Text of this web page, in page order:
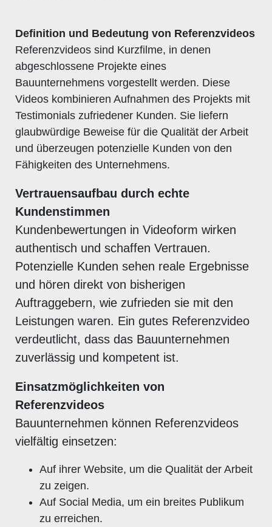
Definition und Bedeutung von Referenzvideos
Referenzvideos sind Kurzfilme, in denen
abgeschlossene Projekte eines
Bauunternehmens vorgestellt werden. Diese
Videos kombinieren Aufnahmen des Projekts mit
Testimonials zufriedener Kunden. Sie liefern
glaubwürdige Beweise für die Qualität der Arbeit
und überzeugen potenzielle Kunden von den
Fähigkeiten des Unternehmens.
Vertrauensaufbau durch echte
Kundenstimmen
Kundenbewertungen in Videoform wirken
authentisch und schaffen Vertrauen.
Potenzielle Kunden sehen reale Ergebnisse
und hören direkt von bisherigen
Auftraggebern, wie zufrieden sie mit den
Leistungen waren. Ein gutes Referenzvideo
verdeutlicht, dass das Bauunternehmen
zuverlässig und kompetent ist.
Einsatzmöglichkeiten von
Referenzvideos
Bauunternehmen können Referenzvideos
vielfältig einsetzen:
Auf ihrer Website, um die Qualität der Arbeit
zu zeigen.
Auf Social Media, um ein breites Publikum
zu erreichen.